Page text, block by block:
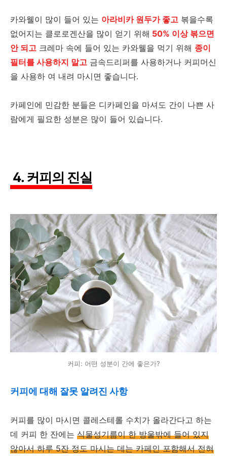
카와웰이 많이 들어 있는 아라비카 원두가 좋고 볶을수록
없어지는 클로로겐산을 많이 얻기 위해 50% 이상 볶으면
안 되고 크레마 속에 들어 있는 카와웰을 먹기 위해 종이
필터를 사용하지 말고 금속드리퍼를 사용하거나 커피머신
을 사용하 여 내려 마시면 좋습니다.
카페인에 민감한 분들은 디카페인을 마셔도 간이 나쁜 사
람에게 필요한 성분은 많이 들어 있습니다.
4. 커피의 진실
커피: 어떤 성분이 간에 좋은가?
커피에 대해 잘못 알려진 사항
커피를 많이 마시면 콜레스테롤 수치가 올라간다고 하는
데 커피 한 잔에는 식물성기름이 한 방울밖에 들어 있지
않아서 하루 5잔 정도 마시는 데는 카페인 포함해서 전혀